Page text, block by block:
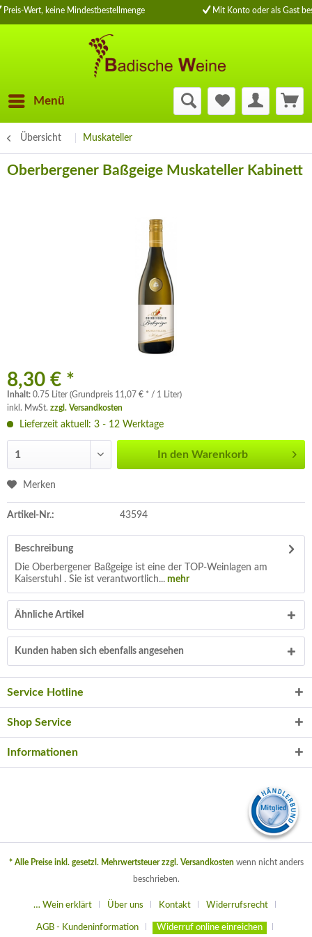
Preis-Wert, keine Mindestbestellmenge Mit Konto oder als Gast
Menü
Übersicht Muskateller
Oberbergener Baßgeige Muskateller Kabinett
8,30 € *
Inhalt: 0.75 Liter (Grundpreis 11,07 € * / 1 Liter)
inkl. MwSt. zzgl. Versandkosten
Lieferzeit aktuell: 3 - 12 Werktage
In den Warenkorb
Merken
Artikel-Nr.: 43594
Beschreibung
Die Oberbergener Baßgeige ist eine der TOP-Weinlagen am
Kaiserstuhl . Sie ist verantwortlich... mehr
Ähnliche Artikel
Kunden haben sich ebenfalls angesehen
Service Hotline
Shop Service
Informationen
* Alle Preise inkl. gesetzl. Mehrwertsteuer zzgl. Versandkostenwenn nicht anders
beschrieben.
… Wein erklärt Über uns Kontakt Widerrufsrecht
AGB - Kundeninformation Widerruf online einreichen